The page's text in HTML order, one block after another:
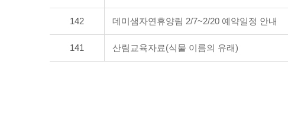
142 데미샘자연휴양림 2/7~2/20 예약일정 안내
141 산림교육자료(식물 이름의 유래)